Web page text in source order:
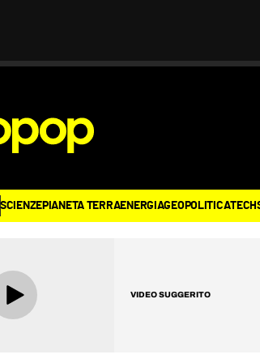
SCIENZEPIANETA TERRAENERGIAGEOPOLITICATECH
VIDEO SUGGERITO